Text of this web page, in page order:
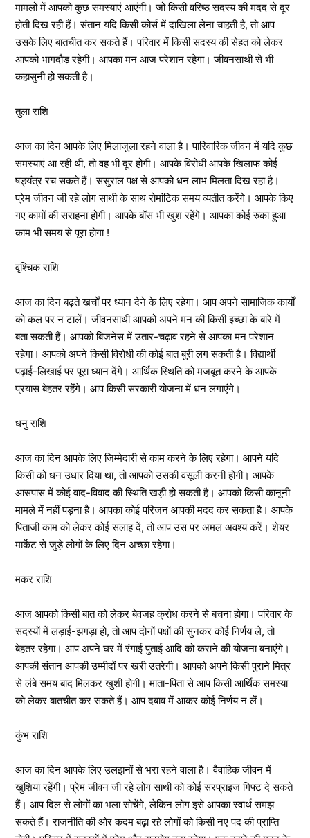
मामलों में आपको कुछ समस्याएं आएंगी। जो किसी वरिष्ठ सदस्य की मदद से दूर
होती दिख रही हैं। संतान यदि किसी कोर्स में दाखिला लेना चाहती है, तो आप
उसके लिए बातचीत कर सकते हैं। परिवार में किसी सदस्य की सेहत को लेकर
आपको भागदौड़ रहेगी। आपका मन आज परेशान रहेगा। जीवनसाथी से भी
कहासुनी हो सकती है।
तुला राशि
आज का दिन आपके लिए मिलाजुला रहने वाला है। पारिवारिक जीवन में यदि कुछ
समस्याएं आ रही थी, तो वह भी दूर होगी। आपके विरोधी आपके खिलाफ कोई
षड्यंत्र रच सकते हैं। ससुराल पक्ष से आपको धन लाभ मिलता दिख रहा है।
प्रेम जीवन जी रहे लोग साथी के साथ रोमांटिक समय व्यतीत करेंगे। आपके किए
गए कामों की सराहना होगी। आपके बॉस भी खुश रहेंगे। आपका कोई रुका हुआ
काम भी समय से पूरा होगा !
वृश्चिक राशि
आज का दिन बढ़ते खर्चों पर ध्यान देने के लिए रहेगा। आप अपने सामाजिक कार्यों
को कल पर न टालें। जीवनसाथी आपको अपने मन की किसी इच्छा के बारे में
बता सकती हैं। आपको बिजनेस में उतार-चढ़ाव रहने से आपका मन परेशान
रहेगा। आपको अपने किसी विरोधी की कोई बात बुरी लग सकती है। विद्यार्थी
पढ़ाई-लिखाई पर पूरा ध्यान देंगे। आर्थिक स्थिति को मजबूत करने के आपके
प्रयास बेहतर रहेंगे। आप किसी सरकारी योजना में धन लगाएंगे।
धनु राशि
आज का दिन आपके लिए जिम्मेदारी से काम करने के लिए रहेगा। आपने यदि
किसी को धन उधार दिया था, तो आपको उसकी वसूली करनी होगी। आपके
आसपास में कोई वाद-विवाद की स्थिति खड़ी हो सकती है। आपको किसी कानूनी
मामले में नहीं पड़ना है। आपका कोई परिजन आपकी मदद कर सकता है। आपके
पिताजी काम को लेकर कोई सलाह दें, तो आप उस पर अमल अवश्य करें। शेयर
मार्केट से जुड़े लोगों के लिए दिन अच्छा रहेगा।
मकर राशि
आज आपको किसी बात को लेकर बेवजह क्रोध करने से बचना होगा। परिवार के
सदस्यों में लड़ाई-झगड़ा हो, तो आप दोनों पक्षों की सुनकर कोई निर्णय ले, तो
बेहतर रहेगा। आप अपने घर में रंगाई पुताई आदि को कराने की योजना बनाएंगे।
आपकी संतान आपकी उम्मीदों पर खरी उतरेगी। आपको अपने किसी पुराने मित्र
से लंबे समय बाद मिलकर खुशी होगी। माता-पिता से आप किसी आर्थिक समस्या
को लेकर बातचीत कर सकते हैं। आप दबाव में आकर कोई निर्णय न लें।
कुंभ राशि
आज का दिन आपके लिए उलझनों से भरा रहने वाला है। वैवाहिक जीवन में
खुशियां रहेंगी। प्रेम जीवन जी रहे लोग साथी को कोई सरप्राइज गिफ्ट दे सकते
हैं। आप दिल से लोगों का भला सोचेंगे, लेकिन लोग इसे आपका स्वार्थ समझ
सकते हैं। राजनीति की ओर कदम बढ़ा रहे लोगों को किसी नए पद की प्राप्ति